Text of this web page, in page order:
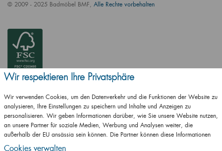
© 2009 - 2025 Badmöbel BMF, Alle Rechte vorbehalten
ČSN EN ISO
14001:2016
Wir respektieren Ihre Privatsphäre
Wir verwenden Cookies, um den Datenverkehr und die Funktionen der Website zu
analysieren, Ihre Einstellungen zu speichern und Inhalte und Anzeigen zu
personalisieren. Wir geben Informationen darüber, wie Sie unsere Website nutzen,
an unsere Partner für soziale Medien, Werbung und Analysen weiter, die
außerhalb der EU ansässig sein können. Die Partner können diese Informationen
mit anderen Informationen kombinieren, die Sie ihnen zur Verfügung gestellt haben
Cookies verwalten